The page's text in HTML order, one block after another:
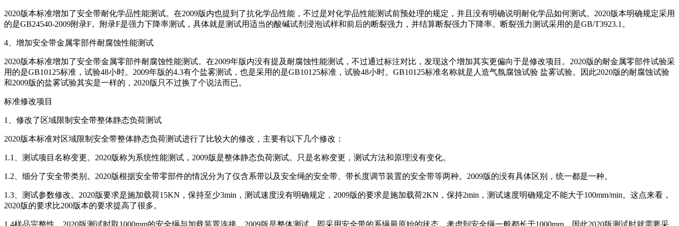
2020版本标准增加了安全带耐化学品性能测试。在2009版内也提到了抗化学品性能，不过是对化学品性能测试前预处理的规定，并且没有明确说明耐化学品如何测试。2020版本明确规定采用
的是GB24540-2009附录F。附录F是强力下降率测试，具体就是测试用适当的酸碱试剂浸泡试样和前后的断裂强力，并结算断裂强力下降率。断裂强力测试采用的是GB/T3923.1。
4、增加安全带金属零部件耐腐蚀性能测试
2020版本标准增加了安全带金属零部件耐腐蚀性能测试。在2009年版内没有提及耐腐蚀性能测试，不过通过标注对比，发现这个增加其实更偏向于是修改项目。2020版的耐金属零部件试验采
用的是GB10125标准，试验48小时。2009年版的4.3有个盐雾测试，也是采用的是GB10125标准，试验48小时。GB10125标准名称就是人造气氛腐蚀试验 盐雾试验。因此2020版的耐腐蚀试验
和2009版的盐雾试验其实是一样的，2020版只不过换了个说法而已。
标准修改项目
1、修改了区域限制安全带整体静态负荷测试
2020版本标准对区域限制安全带整体静态负荷测试进行了比较大的修改，主要有以下几个修改：
1.1、测试项目名称变更。2020版称为系统性能测试，2009版是整体静态负荷测试。只是名称变更，测试方法和原理没有变化。
1.2、细分了安全带类别。2020版根据安全带零部件的情况分为了仅含系带以及安全绳的安全带、带长度调节装置的安全带等两种。2009版的没有具体区别，统一都是一种。
1.3、测试参数修改。2020版要求是施加载荷15KN，保持至少3min，测试速度没有明确规定，2009版的要求是施加载荷2KN，保持2min，测试速度明确规定不能大于100mm/min。这点来看，
2020版的要求比200版本的要求提高了很多。
1.4样品完整性。2020版测试时取1000mm的安全绳与加载装置连接，2009版是整体测试，即采用安全带的系绳最原始的状态。考虑到安全绳一般都长于1000mm，因此2020版测试时就需要采